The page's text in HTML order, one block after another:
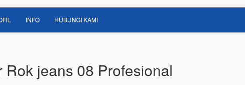
INFO HUBUNGI KAMI
Rok jeans 08 Profesional